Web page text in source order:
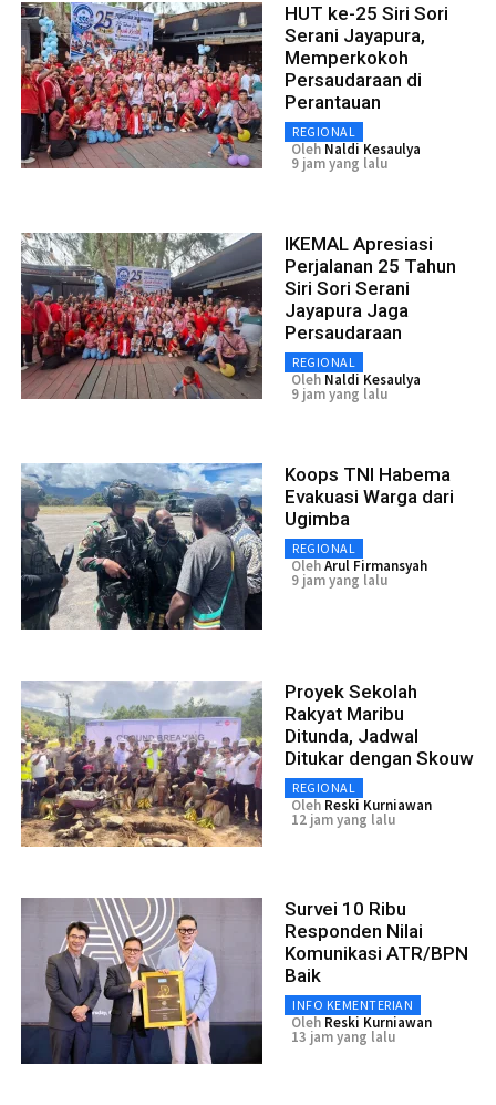
HUT ke-25 Siri Sori
Serani Jayapura,
Memperkokoh
Persaudaraan di
Perantauan
REGIONAL
Oleh Naldi Kesaulya
9 jam yang lalu
IKEMAL Apresiasi
Perjalanan 25 Tahun
Siri Sori Serani
Jayapura Jaga
Persaudaraan
REGIONAL
Oleh Naldi Kesaulya
9 jam yang lalu
Koops TNI Habema
Evakuasi Warga dari
Ugimba
REGIONAL
OlehArul Firmansyah
9 jam yang lalu
Proyek Sekolah
Rakyat Maribu
Ditunda, Jadwal
Ditukar dengan Skouw
REGIONAL
Oleh Reski Kurniawan
12 jam yang lalu
Survei 10 Ribu
Responden Nilai
Komunikasi ATR/BPN
Baik
INFO KEMENTERIAN
Oleh Reski Kurniawan
13 jam yang lalu